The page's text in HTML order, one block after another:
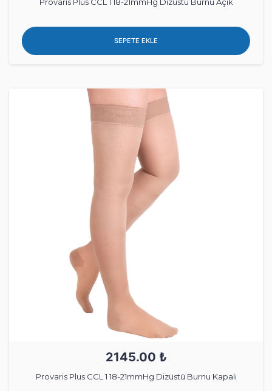
SEPETE EKLE
2145.00 ₺
Provaris Plus CCL 1 18-21mmHg Dizüstü Burnu Kapalı